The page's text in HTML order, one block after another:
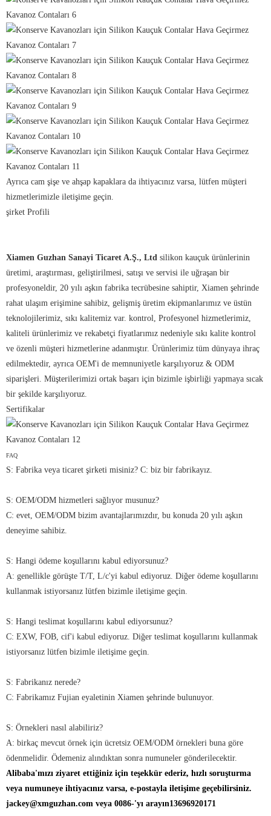
Ayrıca cam şişe ve ahşap kapaklara da ihtiyacınız varsa, lütfen müşteri
hizmetlerimizle iletişime geçin.
şirket Profili
Xiamen Guzhan Sanayi Ticaret A.Ş., Ltd silikon kauçuk ürünlerinin
üretimi, araştırması, geliştirilmesi, satışı ve servisi ile uğraşan bir
profesyoneldir, 20 yılı aşkın fabrika tecrübesine sahiptir, Xiamen şehrinde
rahat ulaşım erişimine sahibiz, gelişmiş üretim ekipmanlarımız ve üstün
teknolojilerimiz, sıkı kalitemiz var. kontrol, Profesyonel hizmetlerimiz,
kaliteli ürünlerimiz ve rekabetçi fiyatlarımız nedeniyle sıkı kalite kontrol
ve özenli müşteri hizmetlerine adanmıştır. Ürünlerimiz tüm dünyaya ihraç
edilmektedir, ayrıca OEM'i de memnuniyetle karşılıyoruz & ODM
siparişleri. Müşterilerimizi ortak başarı için bizimle işbirliği yapmaya sıcak
bir şekilde karşılıyoruz.
Sertifikalar
FAQ
S: Fabrika veya ticaret şirketi misiniz? C: biz bir fabrikayız.
S: OEM/ODM hizmetleri sağlıyor musunuz?
C: evet, OEM/ODM bizim avantajlarımızdır, bu konuda 20 yılı aşkın
deneyime sahibiz.
S: Hangi ödeme koşullarını kabul ediyorsunuz?
A: genellikle görüşte T/T, L/c'yi kabul ediyoruz. Diğer ödeme koşullarını
kullanmak istiyorsanız lütfen bizimle iletişime geçin.
S: Hangi teslimat koşullarını kabul ediyorsunuz?
C: EXW, FOB, cif'i kabul ediyoruz. Diğer teslimat koşullarını kullanmak
istiyorsanız lütfen bizimle iletişime geçin.
S: Fabrikanız nerede?
C: Fabrikamız Fujian eyaletinin Xiamen şehrinde bulunuyor.
S: Örnekleri nasıl alabiliriz?
A: birkaç mevcut örnek için ücretsiz OEM/ODM örnekleri buna göre
ödenmelidir. Ödemeniz alındıktan sonra numuneler gönderilecektir.
Alibaba'mızı ziyaret ettiğiniz için teşekkür ederiz, hızlı soruşturma
veya numuneye ihtiyacınız varsa, e-postayla iletişime geçebilirsiniz.
jackey@xmguzhan.com veya 0086-'yı arayın13696920171